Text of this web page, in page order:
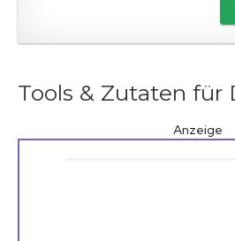
Tools & Zutaten für
Anzeige